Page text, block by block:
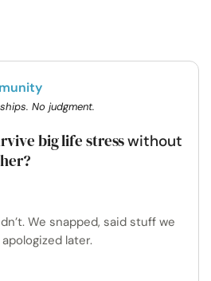
No judgment.
big life stresswithout
We snapped, said stuff we
later.